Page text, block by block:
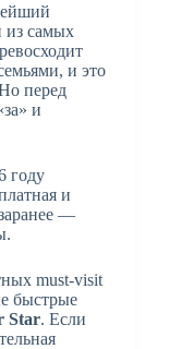
из самых
и это
перед
и
году
и
—
must-visit
быстрые
Star. Если